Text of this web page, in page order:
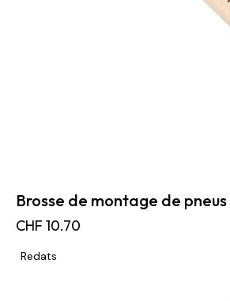
Brosse de montage de
CHF 10.70
Redats